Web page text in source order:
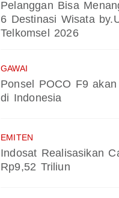
Pelanggan Bisa
6 Destinasi Wisata
Telkomsel 2026
GAWAI
Ponsel POCO F9
di Indonesia
EMITEN
Indosat Realisasikan
Rp9,52 Triliun